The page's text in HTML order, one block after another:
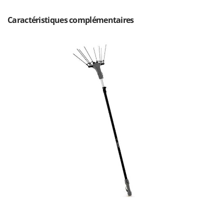
Minox
More than chef
Caractéristiques complémentaires